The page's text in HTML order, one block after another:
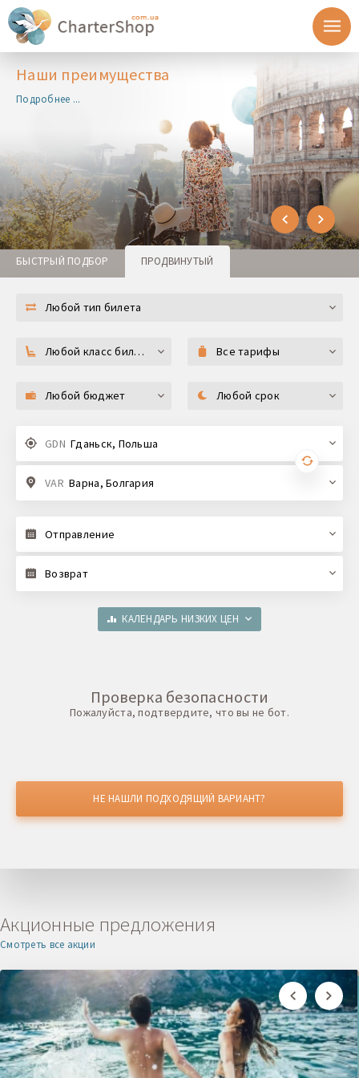
Наши преимущества
Подробнее ...
БЫСТРЫЙ ПОДБОР ПРОДВИНУТЫЙ
КАЛЕНДАРЬ НИЗКИХ ЦЕН
Любой тип билета
Любой класс билета Все тарифы
Любой бюджет Любой срок
GDN Гданьск, Польша
VAR Варна, Болгария
Отправление
Возврат
Проверка безопасности
Пожалуйста, подтвердите, что вы не бот.
НЕ НАШЛИ ПОДХОДЯЩИЙ ВАРИАНТ?
Акционные предложения
Смотреть все акции